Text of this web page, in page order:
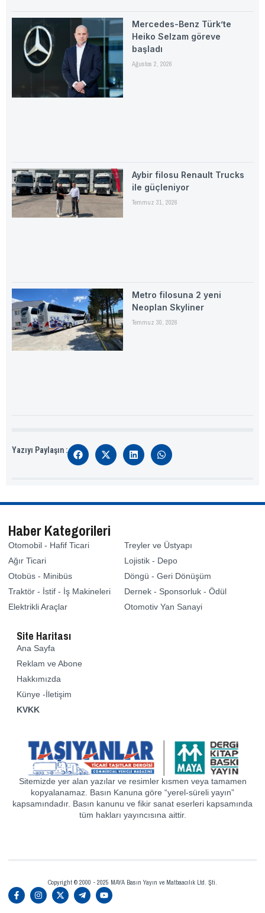
Mercedes-Benz Türk’te
Heiko Selzam göreve
başladı
Ağustos 2, 2026
Aybir filosu Renault Trucks
ile güçleniyor
Temmuz 31, 2026
Metro filosuna 2 yeni
Neoplan Skyliner
Temmuz 30, 2026
Yazıyı Paylaşın :
Haber Kategorileri
Otomobil - Hafif Ticari
Ağır Ticari
Otobüs - Minibüs
Traktör - İstif - İş Makineleri
Elektrikli Araçlar
Treyler ve Üstyapı
Lojistik - Depo
Döngü - Geri Dönüşüm
Dernek - Sponsorluk - Ödül
Otomotiv Yan Sanayi
Site Haritası
Ana Sayfa
Reklam ve Abone
Hakkımızda
Künye -İletişim
KVKK
Sitemizde yer alan yazılar ve resimler kısmen veya tamamen
kopyalanamaz. Basın Kanuna göre “yerel-süreli yayın”
kapsamındadır. Basın kanunu ve fikir sanat eserleri kapsamında
tüm hakları yayıncısına aittir.
Copyright © 2000 - 2025 MAYA Basın Yayın ve Matbaacılık Ltd. Şti.